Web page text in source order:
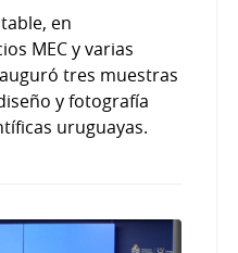
en
MEC y varias
tres muestras
y fotografía
uruguayas.